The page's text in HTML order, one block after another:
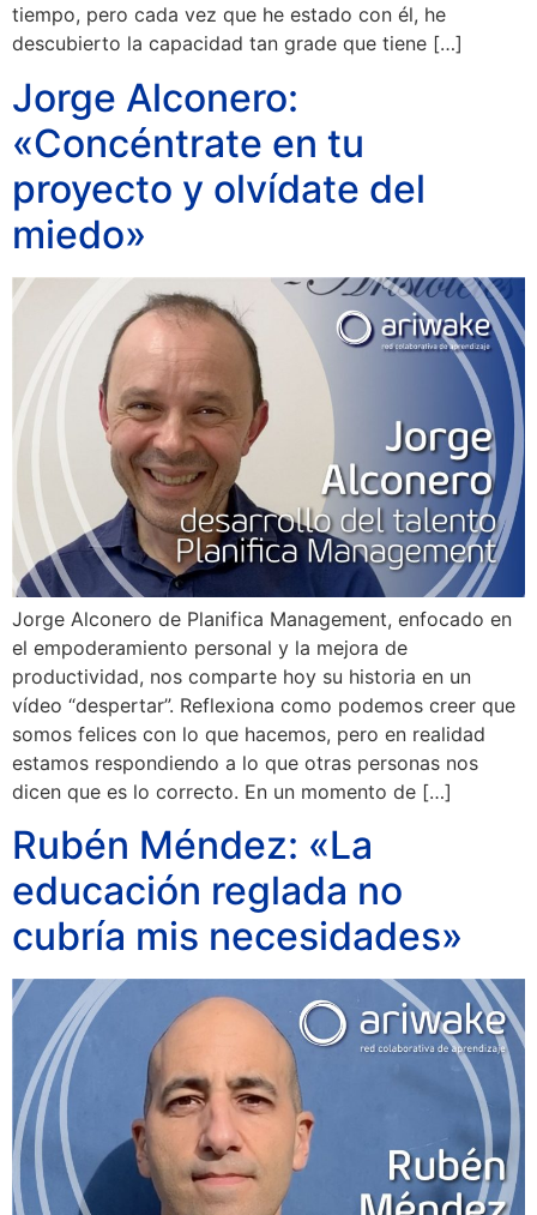
tiempo, pero cada vez que he estado con él, he
descubierto la capacidad tan grade que tiene […]
Jorge Alconero:
«Concéntrate en tu
proyecto y olvídate del
miedo»
Jorge Alconero de Planifica Management, enfocado en
el empoderamiento personal y la mejora de
productividad, nos comparte hoy su historia en un
vídeo “despertar”. Reflexiona como podemos creer que
somos felices con lo que hacemos, pero en realidad
estamos respondiendo a lo que otras personas nos
dicen que es lo correcto. En un momento de […]
Rubén Méndez: «La
educación reglada no
cubría mis necesidades»